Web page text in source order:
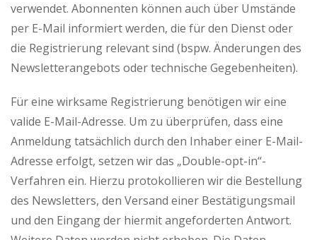
verwendet. Abonnenten können auch über Umstände
per E-Mail informiert werden, die für den Dienst oder
die Registrierung relevant sind (bspw. Änderungen des
Newsletterangebots oder technische Gegebenheiten).
Für eine wirksame Registrierung benötigen wir eine
valide E-Mail-Adresse. Um zu überprüfen, dass eine
Anmeldung tatsächlich durch den Inhaber einer E-Mail-
Adresse erfolgt, setzen wir das „Double-opt-in“-
Verfahren ein. Hierzu protokollieren wir die Bestellung
des Newsletters, den Versand einer Bestätigungsmail
und den Eingang der hiermit angeforderten Antwort.